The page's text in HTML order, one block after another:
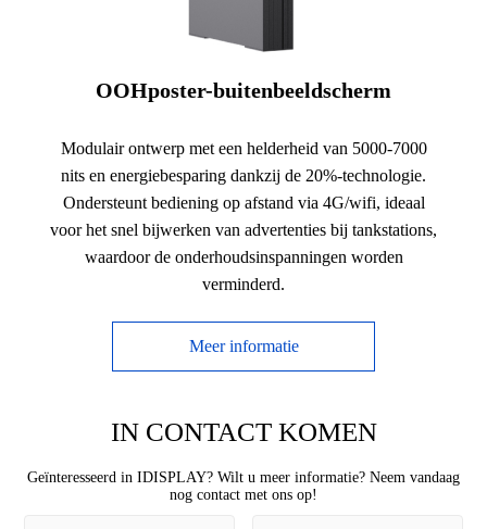
OOHposter-buitenbeeldscherm
Modulair ontwerp met een helderheid van 5000-7000
nits en energiebesparing dankzij de 20%-technologie.
Ondersteunt bediening op afstand via 4G/wifi, ideaal
voor het snel bijwerken van advertenties bij tankstations,
waardoor de onderhoudsinspanningen worden
verminderd.
Meer informatie
IN CONTACT KOMEN
Geïnteresseerd in IDISPLAY? Wilt u meer informatie? Neem vandaag
nog contact met ons op!